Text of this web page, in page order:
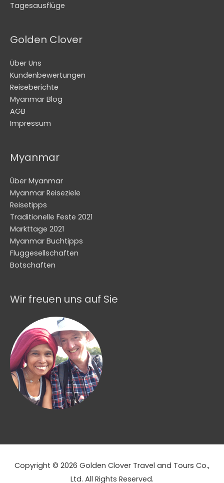
Tagesausflüge
Golden Clover
Über Uns
Kundenbewertungen
Reiseberichte
Myanmar Blog
AGB
Impressum
Myanmar
Über Myanmar
Myanmar Reiseziele
Reisetipps
Traditionelle Feste 2021
Markttage 2021
Myanmar Buchtipps
Fluggesellschaften
Botschaften
Wir freuen uns auf Sie
Copyright © 2026 Golden Clover Travel and Tours Co.,
Ltd. All Rights Reserved.